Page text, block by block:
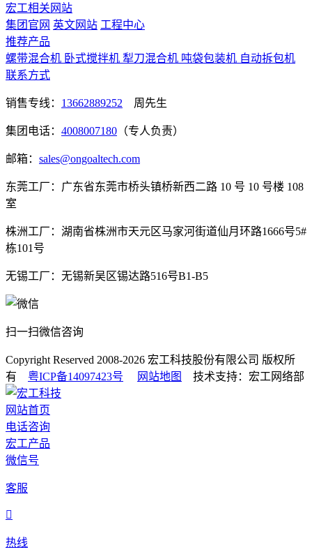
宏工相关网站
集团官网 英文网站 工程中心
推荐产品
螺带混合机 卧式搅拌机 犁刀混合机 吨袋包装机 自动拆包机
联系方式
销售专线： 13662889252 周先生
集团电话： 4008007180 （专人负责）
邮箱： sales@ongoaltech.com
东莞工厂：广东省东莞市桥头镇桥新西二路 10 号 10 号楼 108
室
株洲工厂：湖南省株洲市天元区马家河街道仙月环路1666号5#
栋101号
无锡工厂：无锡新吴区锡达路516号B1-B5
扫一扫微信咨询
Copyright Reserved 2008-2026 宏工科技股份有限公司 版权所
有 粤ICP备14097423号 网站地图 技术支持：宏工网络部
网站首页
电话咨询
宏工产品
微信号
客服

热线